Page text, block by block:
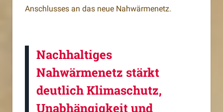
Anschlusses an das neue Nahwärmenetz.
Nachhaltiges
Nahwärmenetz stärkt
deutlich Klimaschutz,
Unabhängigkeit und